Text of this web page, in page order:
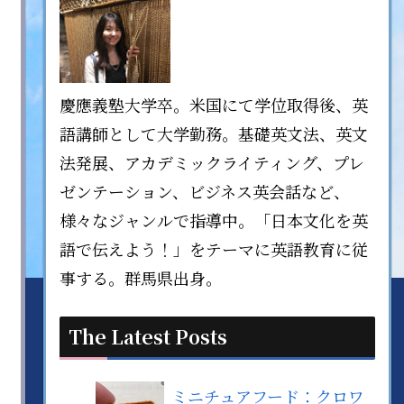
慶應義塾大学卒。米国にて学位取得後、英
語講師として大学勤務。基礎英文法、英文
法発展、アカデミックライティング、プレ
ゼンテーション、ビジネス英会話など、
様々なジャンルで指導中。「日本文化を英
語で伝えよう！」をテーマに英語教育に従
事する。群馬県出身。
The Latest Posts
ミニチュアフード：クロワ